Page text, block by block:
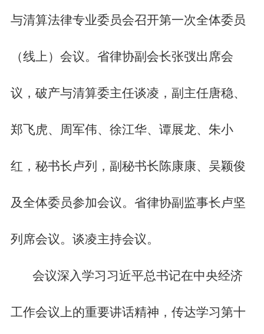
与清算法律专业委员会召开第一次全体委员
（线上）会议。省律协副会长张弢出席会
议，破产与清算委主任谈凌，副主任唐稳、
郑飞虎、周军伟、徐江华、谭展龙、朱小
红，秘书长卢列，副秘书长陈康康、吴颖俊
及全体委员参加会议。省律协副监事长卢坚
列席会议。谈凌主持会议。
会议深入学习习近平总书记在中央经济
工作会议上的重要讲话精神，传达学习第十